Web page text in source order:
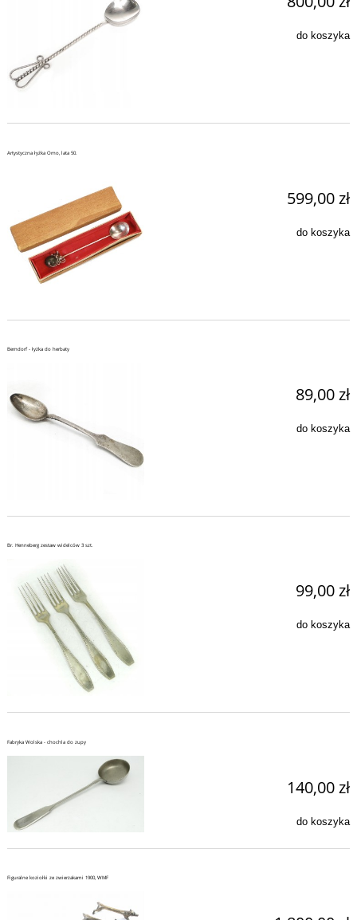
do koszyka
Artystyczna łyżka Orno, lata 50.
599,00 zł
do koszyka
Berndorf - łyżka do herbaty
89,00 zł
do koszyka
Br. Henneberg zestaw widelców 3 szt.
99,00 zł
do koszyka
Fabryka Wolska - chochla do zupy
140,00 zł
do koszyka
Figuralne koziołki ze zwierzakami 1900, WMF